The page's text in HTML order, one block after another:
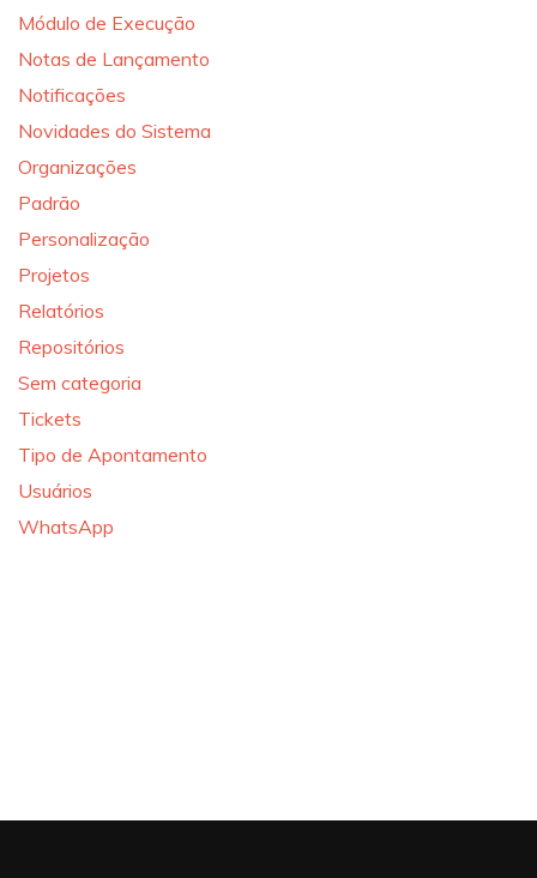
Módulo de Execução
Notas de Lançamento
Notificações
Novidades do Sistema
Organizações
Padrão
Personalização
Projetos
Relatórios
Repositórios
Sem categoria
Tickets
Tipo de Apontamento
Usuários
WhatsApp